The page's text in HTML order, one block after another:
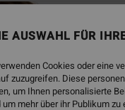
AUSWAHL FÜR
Cookies oder eine
zuzugreifen. Diese
um Ihnen personalisierte
mehr über ihr Publikum